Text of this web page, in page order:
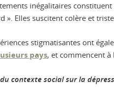
inégalitaires
». Elles suscitent colère et
stigmatisantes ont
pays, et commencent à
contexte social sur la